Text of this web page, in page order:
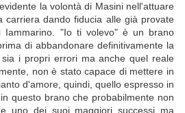
la volontà di Masini nell'attuare
carriera dando fiducia alle già provate
Iammarino. "Io ti volevo" è un brano
di abbandonare definitivamente la
i propri errori ma anche quel reale
non è stato capace di mettere in
d'amore, quindi, quello espresso in
questo brano che probabilmente non
uno dei suoi maggiori successi ma